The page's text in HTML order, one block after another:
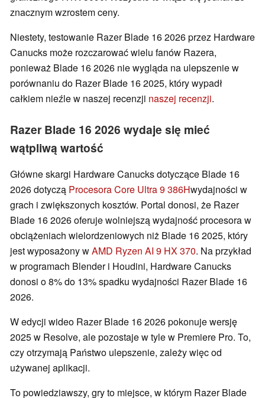
znacznym wzrostem ceny.
Niestety, testowanie Razer Blade 16 2026 przez Hardware
Canucks może rozczarować wielu fanów Razera,
ponieważ Blade 16 2026 nie wygląda na ulepszenie w
porównaniu do Razer Blade 16 2025, który wypadł
całkiem nieźle w naszej recenzji naszej recenzji.
Razer Blade 16 2026 wydaje się mieć
wątpliwą wartość
Główne skargi Hardware Canucks dotyczące Blade 16
2026 dotyczą Procesora Core Ultra 9 386Hwydajności w
grach i zwiększonych kosztów. Portal donosi, że Razer
Blade 16 2026 oferuje wolniejszą wydajność procesora w
obciążeniach wielordzeniowych niż Blade 16 2025, który
jest wyposażony wAMD Ryzen AI 9 HX 370. Na przykład
w programach Blender i Houdini, Hardware Canucks
donosi o 8% do 13% spadku wydajności Razer Blade 16
2026.
W edycji wideo Razer Blade 16 2026 pokonuje wersję
2025 w Resolve, ale pozostaje w tyle w Premiere Pro. To,
czy otrzymają Państwo ulepszenie, zależy więc od
używanej aplikacji.
To powiedziawszy, gry to miejsce, w którym Razer Blade